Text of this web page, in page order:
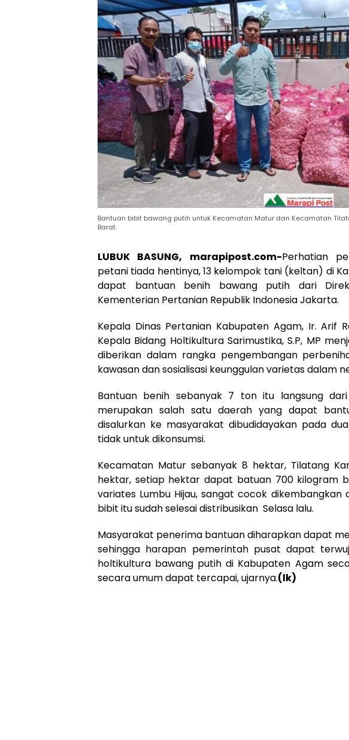
Bantuan bibit bawang putih untuk Kecamatan Matur dan Kecamatan
Barat.
LUBUK BASUNG, marapipost.com-Perhatian
petani tiada hentinya, 13 kelompok tani (keltan) di
dapat bantuan benih bawang putih dari
Kementerian Pertanian Republik Indonesia Jakarta.
Kepala Dinas Pertanian Kabupaten Agam, Ir. Arif
Kepala Bidang Holtikultura Sarimustika, S.P, MP
diberikan dalam rangka pengembangan
kawasan dan sosialisasi keunggulan varietas dalam
Bantuan benih sebanyak 7 ton itu langsung
merupakan salah satu daerah yang dapat
disalurkan ke masyarakat dibudidayakan pada
tidak untuk dikonsumsi.
Kecamatan Matur sebanyak 8 hektar, Tilatang
hektar, setiap hektar dapat batuan 700 kilogram
variates Lumbu Hijau, sangat cocok dikembangkan
bibit itu sudah selesai distribusikan Selasa lalu.
Masyarakat penerima bantuan diharapkan dapat
sehingga harapan pemerintah pusat dapat
holtikultura bawang putih di Kabupaten Agam
secara umum dapat tercapai, ujarnya.(lk)